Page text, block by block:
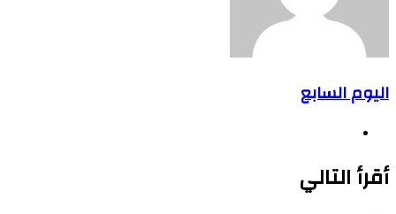
اليوم السابع
أقرأ التالي